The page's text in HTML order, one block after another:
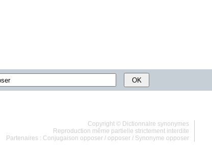
Copyright © Dictionnaire synonymes
Reproduction même partielle strictement interdite
Partenaires : Conjugaison opposer / opposer / Synonyme opposer